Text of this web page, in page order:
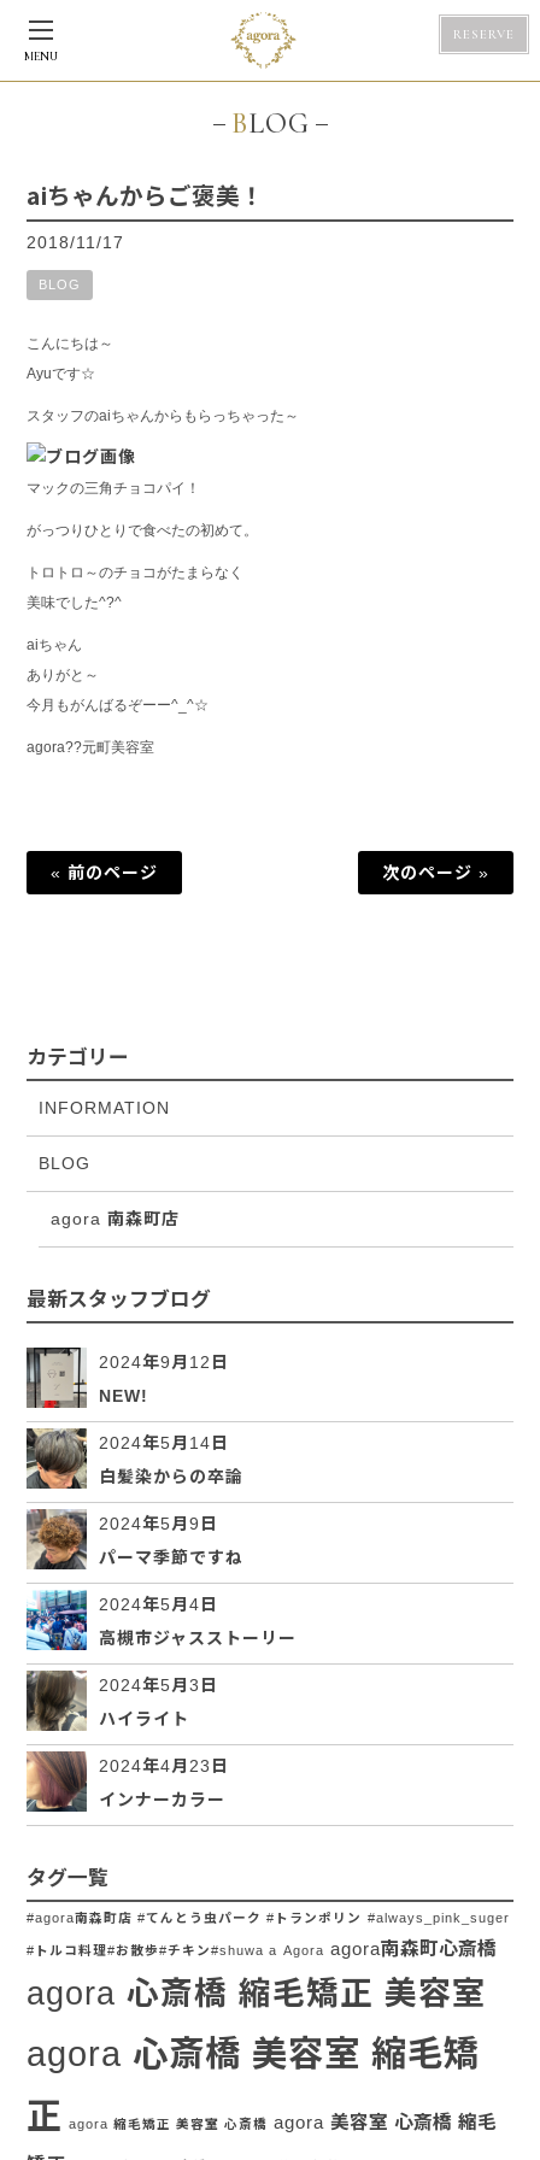
MENU
RESERVE
BLOG
aiちゃんからご褒美！
2018/11/17
BLOG
こんにちは～
Ayuです☆
スタッフのaiちゃんからもらっちゃった～
マックの三角チョコパイ！
がっつりひとりで食べたの初めて。
トロトロ～のチョコがたまらなく
美味でした^?^
aiちゃん
ありがと～
今月もがんばるぞーー^_^☆
agora??元町美容室
« 前のページ 次のページ »
カテゴリー
INFORMATION
BLOG
agora 南森町店
最新スタッフブログ
2024年9月12日
NEW!
2024年5月14日
白髪染からの卒論
2024年5月9日
パーマ季節ですね
2024年5月4日
高槻市ジャスストーリー
2024年5月3日
ハイライト
2024年4月23日
インナーカラー
タグ一覧
#agora南森町店 #てんとう虫パーク #トランポリン #always_pink_suger
#トルコ料理#お散歩#チキン#shuwa a Agora agora南森町心斎橋
agora 心斎橋 縮毛矯正 美容室
agora 心斎橋 美容室 縮毛矯
正 agora 縮毛矯正 美容室 心斎橋 agora 美容室 心斎橋 縮毛